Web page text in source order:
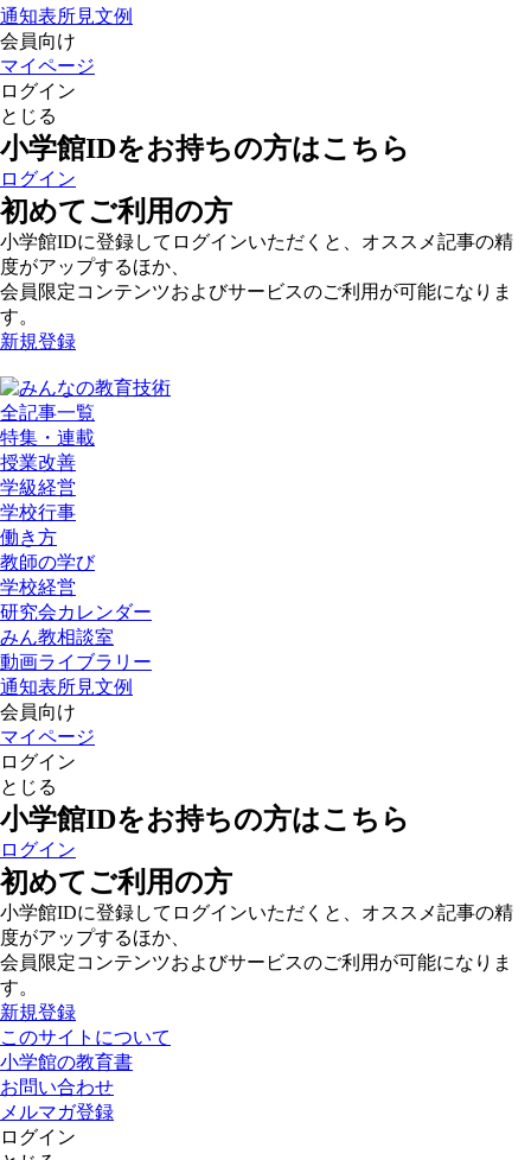
通知表所見文例
会員向け
マイページ
ログイン
とじる
小学館IDをお持ちの方はこちら
ログイン
初めてご利用の方
小学館IDに登録してログインいただくと、オススメ記事の精
度がアップするほか、
会員限定コンテンツおよびサービスのご利用が可能になりま
す。
新規登録
全記事一覧
特集・連載
授業改善
学級経営
学校行事
働き方
教師の学び
学校経営
研究会カレンダー
みん教相談室
動画ライブラリー
通知表所見文例
会員向け
マイページ
ログイン
とじる
小学館IDをお持ちの方はこちら
ログイン
初めてご利用の方
小学館IDに登録してログインいただくと、オススメ記事の精
度がアップするほか、
会員限定コンテンツおよびサービスのご利用が可能になりま
す。
新規登録
このサイトについて
小学館の教育書
お問い合わせ
メルマガ登録
ログイン